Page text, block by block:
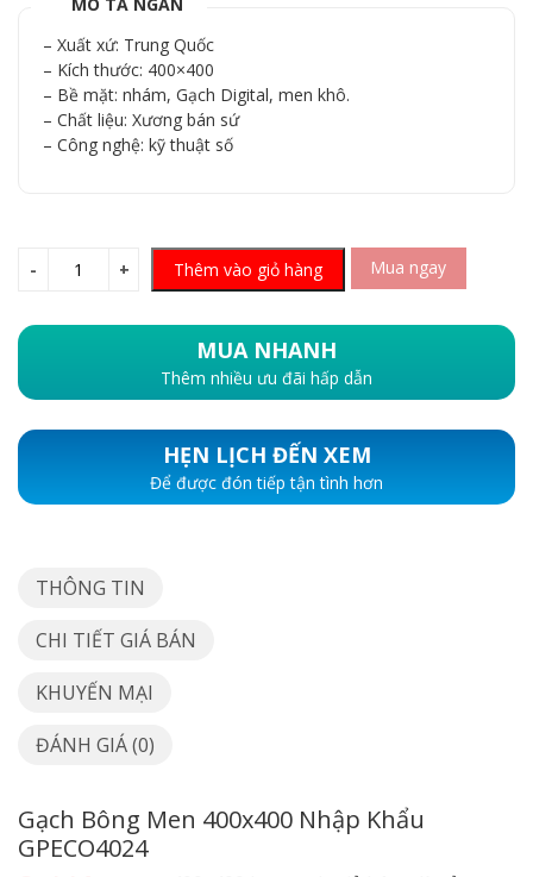
– Xuất xứ: Trung Quốc
– Kích thước: 400×400
– Bề mặt: nhám, Gạch Digital, men khô.
– Chất liệu: Xương bán sứ
– Công nghệ: kỹ thuật số
Thêm vào giỏ hàng Mua ngay
MUA NHANH
Thêm nhiều ưu đãi hấp dẫn
HẸN LỊCH ĐẾN XEM
Để được đón tiếp tận tình hơn
THÔNG TIN
CHI TIẾT GIÁ BÁN
KHUYẾN MẠI
ĐÁNH GIÁ (0)
Gạch Bông Men 400x400 Nhập Khẩu
GPECO4024